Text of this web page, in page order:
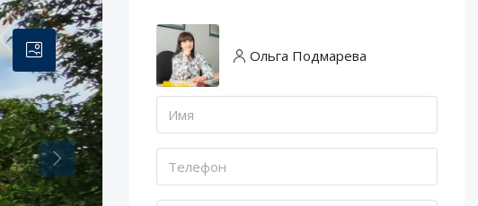
Ольга Подмарева